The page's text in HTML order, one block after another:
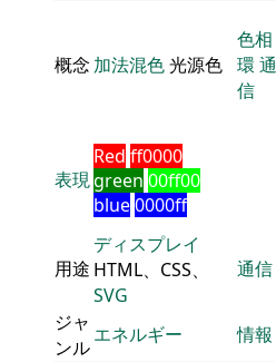
概念 加法混色光源色
色相
環 通
信
表現
Red ff0000
green 00ff00
blue0000ff
用途
ディスプレイ
HTML、CSS、
SVG
通信
ジャ
ンル
エネルギー 情報